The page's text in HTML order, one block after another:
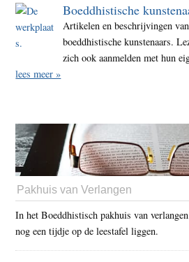
Boeddhistische
Artikelen en beschrijvingen
boeddhistische kunstenaars.
zich ook aanmelden met hun
lees meer »
Pakhuis van Verlangen
In het Boeddhistisch pakhuis van
nog een tijdje op de leestafel liggen.